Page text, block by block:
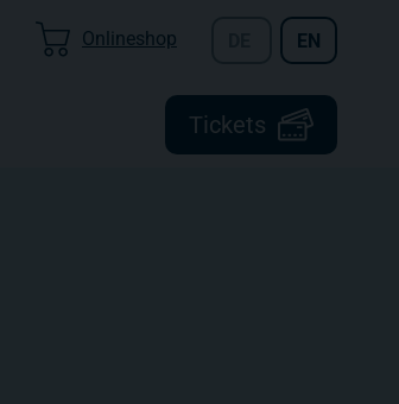
Tickets
Onlineshop EN